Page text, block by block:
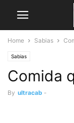
Home Sabias
Sabias
Comida
By ultracab -